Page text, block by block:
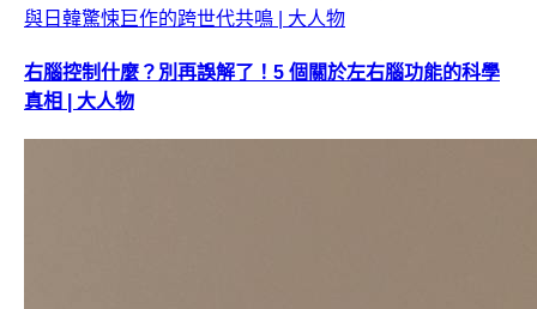
右腦控制什麼？別再誤解了！5 個關於左右腦功能的科學
真相 | 大人物